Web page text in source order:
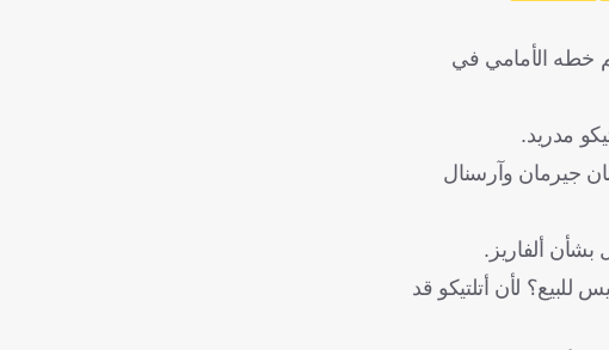
خطه الأمامي في
جيرمان وآرسنال
بشأن ألفاريز.
للبيع؟ لأن أتلتيكو قد